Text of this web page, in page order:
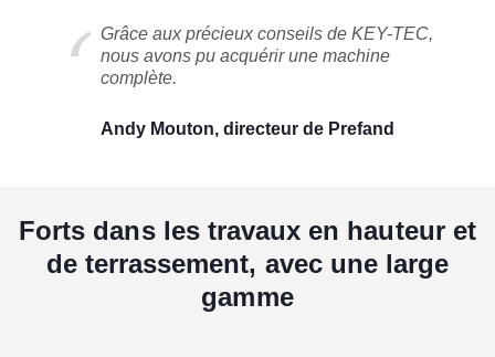
Grâce aux précieux conseils de KEY-TEC,
nous avons pu acquérir une machine
complète.
Andy Mouton, directeur de Prefand
Forts dans les travaux en hauteur et
de terrassement, avec une large
gamme